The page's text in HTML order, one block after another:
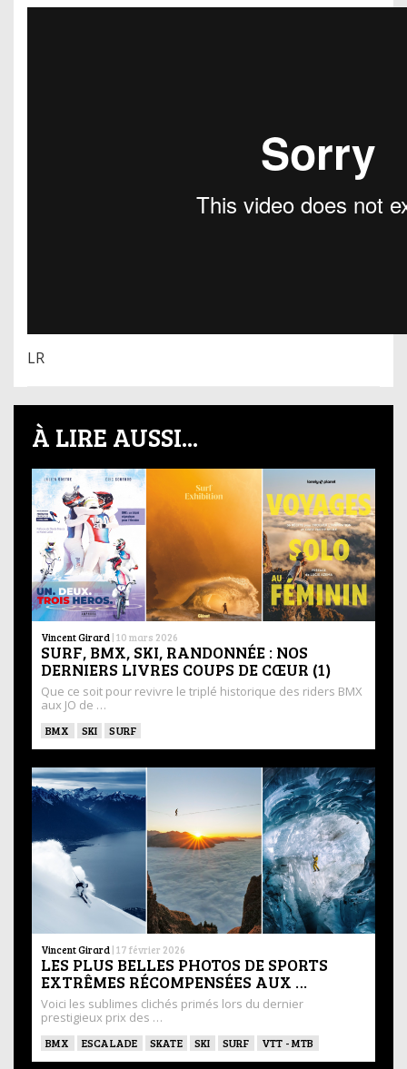
LR
À LIRE AUSSI...
Vincent Girard | 10 mars 2026
SURF, BMX, SKI, RANDONNÉE : NOS
DERNIERS LIVRES COUPS DE CŒUR (1)
Que ce soit pour revivre le triplé historique des riders BMX
aux JO de …
BMX SKI SURF
Vincent Girard | 17 février 2026
LES PLUS BELLES PHOTOS DE SPORTS
EXTRÊMES RÉCOMPENSÉES AUX …
Voici les sublimes clichés primés lors du dernier
prestigieux prix des …
BMX ESCALADE SKATE SKI SURF VTT - MTB